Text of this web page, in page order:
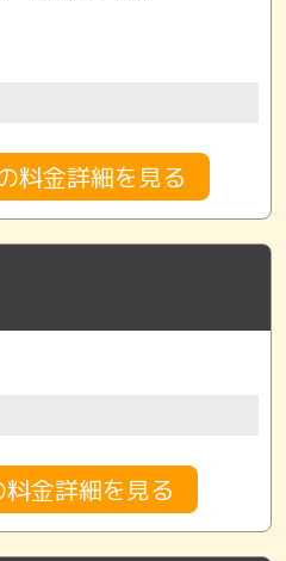
料金詳細を見る
金詳細を見る